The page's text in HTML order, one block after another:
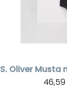
S. Oliver